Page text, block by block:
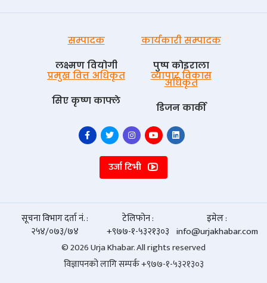
सम्पादक
लक्ष्मण वियोगी
कार्यकारी सम्पादक
पुष्प काेइराला
प्रमुख वित्त अधिकृत
सिए कृष्ण काफ्ले
व्यापार विकास
अधिकृत
डिजन कार्की
उर्जा टिभी
सूचना विभाग दर्ता नं. :
२५४/०७३/७४
टेलिफोन :
+९७७-१-५३२१३०३
इमेल :
info@urjakhabar.com
© 2026 Urja Khabar. All rights reserved
विज्ञापनको लागि सम्पर्क +९७७-१-५३२१३०३